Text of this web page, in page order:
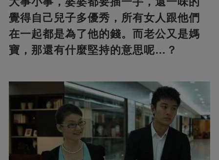
覺得自己兒子多優秀， 所有女人跟他們
在一起都是為了他的錢。 而老公又是媽
寶，那還有什麼堅持的意思呢…？